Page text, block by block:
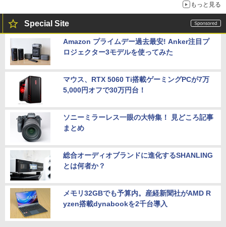
もっと見る
Special Site
Amazon プライムデー過去最安! Anker注目プ
ロジェクター3モデルを使ってみた
マウス、RTX 5060 Ti搭載ゲーミングPCが7万
5,000円オフで30万円台！
ソニーミラーレス一眼の大特集！ 見どころ記事
まとめ
総合オーディオブランドに進化するSHANLING
とは何者か？
メモリ32GBでも予算内。産経新聞社がAMD R
yzen搭載dynabookを2千台導入